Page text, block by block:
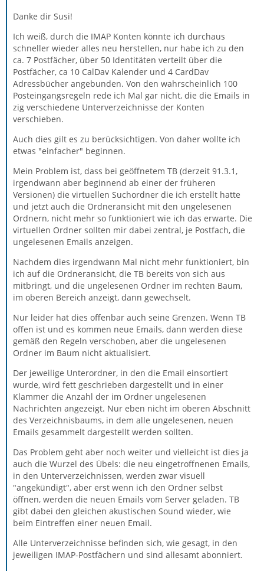
Danke dir Susi!
Ich weiß, durch die IMAP Konten könnte ich durchaus
schneller wieder alles neu herstellen, nur habe ich zu den
ca. 7 Postfächer, über 50 Identitäten verteilt über die
Postfächer, ca 10 CalDav Kalender und 4 CardDav
Adressbücher angebunden. Von den wahrscheinlich 100
Posteingangsregeln rede ich Mal gar nicht, die die Emails in
zig verschiedene Unterverzeichnisse der Konten
verschieben.
Auch dies gilt es zu berücksichtigen. Von daher wollte ich
etwas "einfacher" beginnen.
Mein Problem ist, dass bei geöffnetem TB (derzeit 91.3.1,
irgendwann aber beginnend ab einer der früheren
Versionen) die virtuellen Suchordner die ich erstellt hatte
und jetzt auch die Ordneransicht mit den ungelesenen
Ordnern, nicht mehr so funktioniert wie ich das erwarte. Die
virtuellen Ordner sollten mir dabei zentral, je Postfach, die
ungelesenen Emails anzeigen.
Nachdem dies irgendwann Mal nicht mehr funktioniert, bin
ich auf die Ordneransicht, die TB bereits von sich aus
mitbringt, und die ungelesenen Ordner im rechten Baum,
im oberen Bereich anzeigt, dann gewechselt.
Nur leider hat dies offenbar auch seine Grenzen. Wenn TB
offen ist und es kommen neue Emails, dann werden diese
gemäß den Regeln verschoben, aber die ungelesenen
Ordner im Baum nicht aktualisiert.
Der jeweilige Unterordner, in den die Email einsortiert
wurde, wird fett geschrieben dargestellt und in einer
Klammer die Anzahl der im Ordner ungelesenen
Nachrichten angezeigt. Nur eben nicht im oberen Abschnitt
des Verzeichnisbaums, in dem alle ungelesenen, neuen
Emails gesammelt dargestellt werden sollten.
Das Problem geht aber noch weiter und vielleicht ist dies ja
auch die Wurzel des Übels: die neu eingetroffnenen Emails,
in den Unterverzeichnissen, werden zwar visuell
"angekündigt", aber erst wenn ich den Ordner selbst
öffnen, werden die neuen Emails vom Server geladen. TB
gibt dabei den gleichen akustischen Sound wieder, wie
beim Eintreffen einer neuen Email.
Alle Unterverzeichnisse befinden sich, wie gesagt, in den
jeweiligen IMAP-Postfächern und sind allesamt abonniert.